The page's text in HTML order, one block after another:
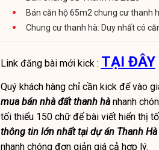
Bán căn hộ 65m2 chung cư thanh
Chung cư thanh hà: Duy nhất có
Link đăng bài mới kick : TẠI ĐÂY
Quý khách hàng chỉ cần kick để vào
mua bán nhà đất thanh hànhanh
tối thiểu 150 chữ để bài viết hiển thị
thông tin lớn nhất tại dự án Thanh Hà
nhanh chóng đơn giản giá cả hợp lý.